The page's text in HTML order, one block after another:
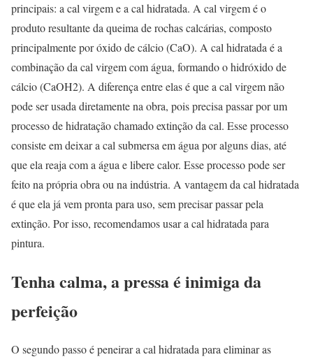
principais: a cal virgem e a cal hidratada. A cal virgem é o
produto resultante da queima de rochas calcárias, composto
principalmente por óxido de cálcio (CaO). A cal hidratada é a
combinação da cal virgem com água, formando o hidróxido de
cálcio (CaOH2). A diferença entre elas é que a cal virgem não
pode ser usada diretamente na obra, pois precisa passar por um
processo de hidratação chamado extinção da cal. Esse processo
consiste em deixar a cal submersa em água por alguns dias, até
que ela reaja com a água e libere calor. Esse processo pode ser
feito na própria obra ou na indústria. A vantagem da cal hidratada
é que ela já vem pronta para uso, sem precisar passar pela
extinção. Por isso, recomendamos usar a cal hidratada para
pintura.
Tenha calma, a pressa é inimiga da
perfeição
O segundo passo é peneirar a cal hidratada para eliminar as